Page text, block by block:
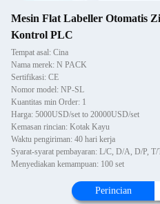
Mesin Flat Labeller Otomatis
Kontrol PLC
Tempat asal: Cina
Nama merek: N PACK
Sertifikasi: CE
Nomor model: NP-SL
Kuantitas min Order: 1
Harga: 5000USD/set to 20000USD/set
Kemasan rincian: Kotak Kayu
Waktu pengiriman: 40 hari kerja
Syarat-syarat pembayaran: L/C, D/A, D/P, T/
Menyediakan kemampuan: 100 set
Perincian